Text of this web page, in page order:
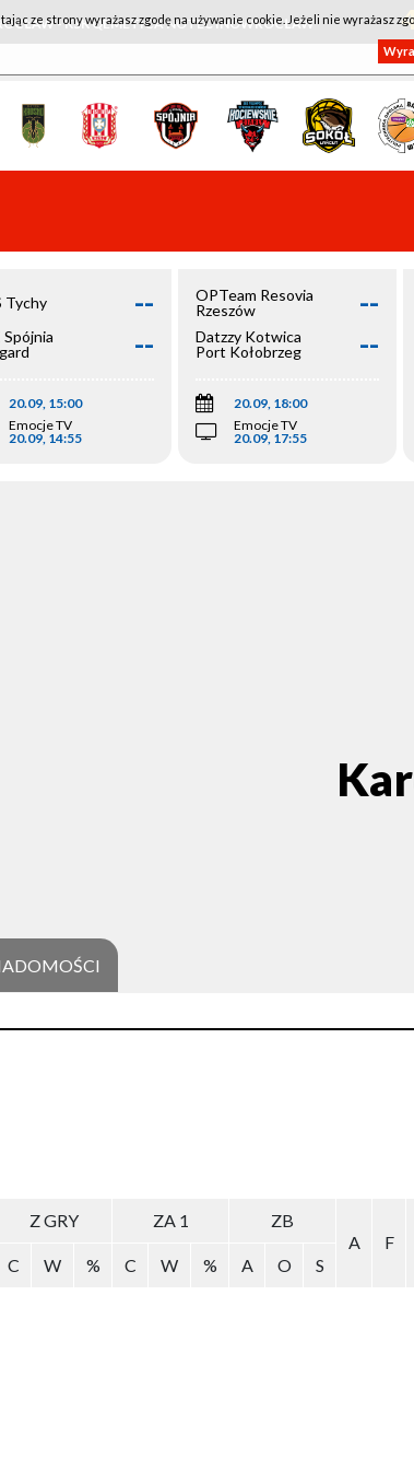
- KSK QEMETICA NOTEĆ INOWROCŁAW
Tychy --
Spójnia
--
20.09, 15:00
Emocje TV
20.09, 14:55
OPTeam Resovia
Rzeszów
--
Datzzy Kotwica
Port Kołobrzeg
--
20.09, 18:00
Emocje TV
20.09, 17:55
Z GRY ZA 1
ZB
A
F
C W % C W % A O S
ze strony wyrażasz zgodę na używanie cookie. Jeżeli nie wyrażasz